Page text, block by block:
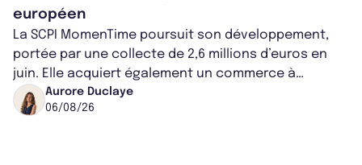
européen
La SCPI MomenTime poursuit son développement,
portée par une collecte de 2,6 millions d’euros en
juin. Elle acquiert également un commerce à
Worcester, place une plateforme logisti...
Aurore Duclaye
06/08/26